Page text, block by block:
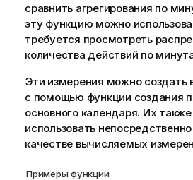
сравнить агрегирования по
эту функцию можно
требуется просмотреть
количества действий по
Эти измерения можно создать
с помощью функции создания
основного календаря. Их
использовать
качестве вычисляемых
Примеры функции